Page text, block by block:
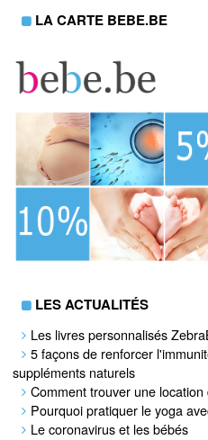
LA CARTE BEBE.BE
LES ACTUALITÉS
Les livres personnalisés
5 façons de renforcer
suppléments naturels
Comment trouver une
Pourquoi pratiquer le yoga
Le coronavirus et les bébés